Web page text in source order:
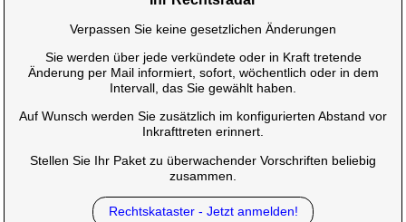
Verpassen Sie keine gesetzlichen Änderungen
Sie werden über jede verkündete oder in Kraft tretende
Änderung per Mail informiert, sofort, wöchentlich oder in dem
Intervall, das Sie gewählt haben.
Auf Wunsch werden Sie zusätzlich im konfigurierten Abstand vor
Inkrafttreten erinnert.
Stellen Sie Ihr Paket zu überwachender Vorschriften beliebig
zusammen.
Rechtskataster - Jetzt anmelden!